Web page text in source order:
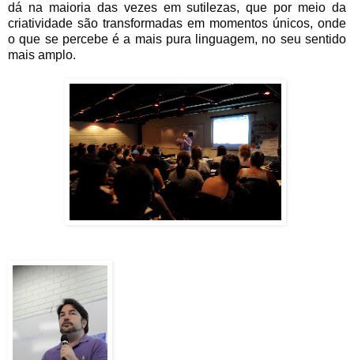
dá na maioria das vezes em sutilezas, que por meio da
criatividade são transformadas em momentos únicos, onde
o que se percebe é a mais pura linguagem, no seu sentido
mais amplo.